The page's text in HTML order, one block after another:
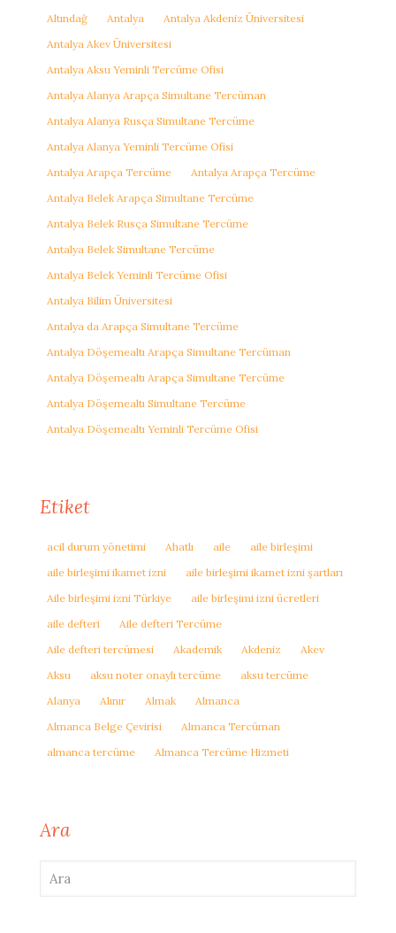
Altındağ
Antalya
Antalya Akdeniz Üniversitesi
Antalya Akev Üniversitesi
Antalya Aksu Yeminli Tercüme Ofisi
Antalya Alanya Arapça Simultane Tercüman
Antalya Alanya Rusça Simultane Tercüme
Antalya Alanya Yeminli Tercüme Ofisi
Antalya Arapça Tercüme
Antalya Arapça Tercüme
Antalya Belek Arapça Simultane Tercüme
Antalya Belek Rusça Simultane Tercüme
Antalya Belek Simultane Tercüme
Antalya Belek Yeminli Tercüme Ofisi
Antalya Bilim Üniversitesi
Antalya da Arapça Simultane Tercüme
Antalya Döşemealtı Arapça Simultane Tercüman
Antalya Döşemealtı Arapça Simultane Tercüme
Antalya Döşemealtı Simultane Tercüme
Antalya Döşemealtı Yeminli Tercüme Ofisi
Etiket
acil durum yönetimi Ahatlı aile
aile birleşimi
aile birleşimi ikamet izni
aile birleşimi ikamet izni şartları
Aile birleşimi izni Türkiye
aile birleşimi izni ücretleri
aile defteri
Aile defteri Tercüme
Aile defteri tercümesi
Akademik Akdeniz
Akev
Aksu
aksu noter onaylı tercüme
aksu tercüme
Alanya
Alınır Almak
Almanca
Almanca Belge Çevirisi
Almanca Tercüman
almanca tercüme
Almanca Tercüme Hizmeti
Ara